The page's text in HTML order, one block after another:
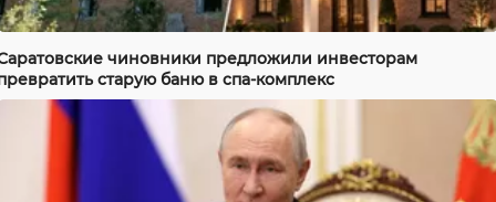
чиновники предложили инвесторам
старую баню в спа-комплекс